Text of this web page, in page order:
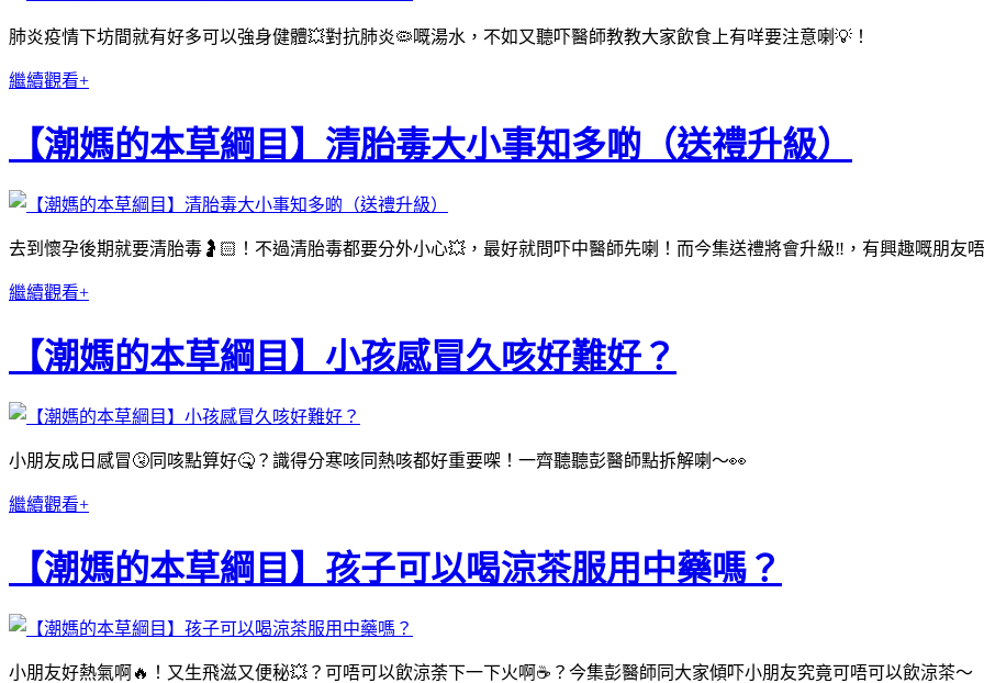
肺炎疫情下坊間就有好多可以強身健體💥對抗肺炎🦠嘅湯水，不如又聽吓醫師教教大家飲食上有咩要注意喇💡！
繼續觀看+
【潮媽的本草綱目】清胎毒大小事知多啲（送禮升級）
去到懷孕後期就要清胎毒🤰🏻！不過清胎毒都要分外小心💥，最好就問吓中醫師先喇！而今集送禮將會升級‼️，有興趣嘅朋友
繼續觀看+
【潮媽的本草綱目】小孩感冒久咳好難好？
小朋友成日感冒🤧同咳點算好🤒？識得分寒咳同熱咳都好重要㗎！一齊聽聽彭醫師點拆解喇～👀
繼續觀看+
【潮媽的本草綱目】孩子可以喝涼茶服用中藥嗎？
小朋友好熱氣啊🔥！又生飛滋又便秘💥？可唔可以飲涼荼下一下火啊☕️？今集彭醫師同大家傾吓小朋友究竟可唔可以飲涼茶～